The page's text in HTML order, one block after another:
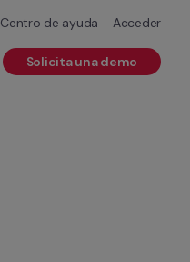
Centro de ayuda Acceder
Solicita una demo